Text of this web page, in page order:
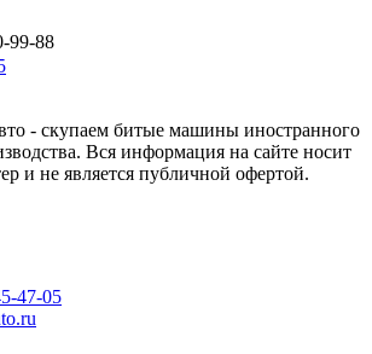
99-88
- скупаем битые машины иностранного
Вся информация на сайте носит
и не является публичной офертой.
47-05